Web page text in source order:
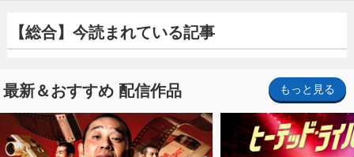
【総合】今読まれている記事
最新＆おすすめ 配信作品 もっと見る